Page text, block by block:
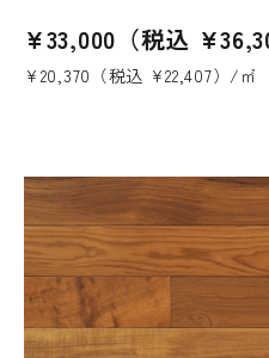
¥33,000（税込
¥20,370（税込 ¥22,407）/㎡